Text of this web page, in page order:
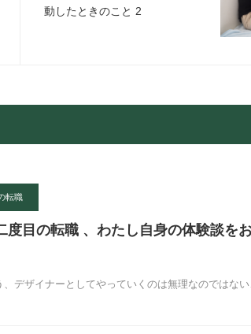
動したときのこと 2
転職
度目の転職 、わたし自身の体験談を
、デザイナーとしてやっていくのは無理なのではな